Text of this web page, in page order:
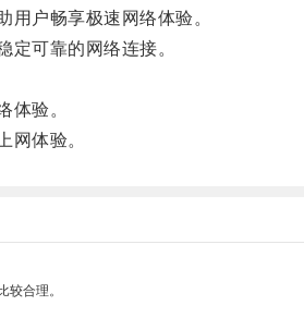
户畅享极速网络体验。
可靠的网络连接。
验。
体验。
合理。